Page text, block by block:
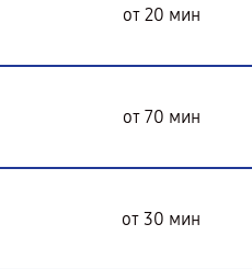
от 20 мин
от 70 мин
от 30 мин